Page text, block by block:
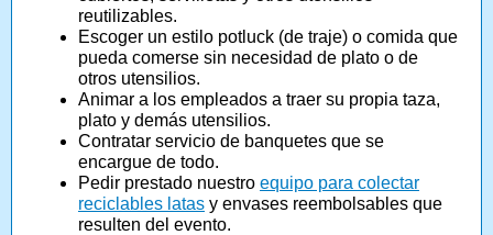
reutilizables.
Escoger un estilo potluck (de traje) o comida que
pueda comerse sin necesidad de plato o de
otros utensilios.
Animar a los empleados a traer su propia taza,
plato y demás utensilios.
Contratar servicio de banquetes que se
encargue de todo.
Pedir prestado nuestro equipo para colectar
reciclables latas y envases reembolsables que
resulten del evento.